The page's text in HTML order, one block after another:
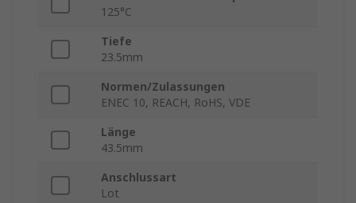
125°C
Tiefe
23.5mm
Normen/Zulassungen
ENEC 10, REACH, RoHS, VDE
Länge
43.5mm
Anschlussart
Lot